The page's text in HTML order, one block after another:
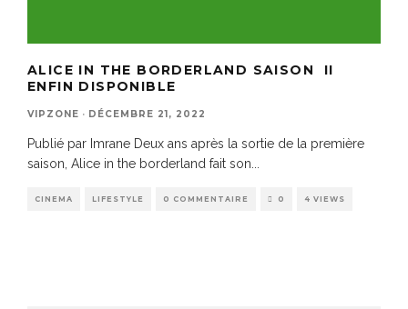
ALICE IN THE BORDERLAND SAISON II
ENFIN DISPONIBLE
VIPZONE · DÉCEMBRE 21, 2022
Publié par Imrane Deux ans après la sortie de la première
saison, Alice in the borderland fait son
CINEMA LIFESTYLE 0 COMMENTAIRE 0 4 VIEWS